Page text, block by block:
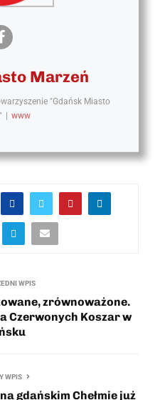
Marzeń
"Gdańsk Miasto
www
WPIS
zrównoważone.
Czerwonych Koszar w
WPIS
gdańskim Chełmie już